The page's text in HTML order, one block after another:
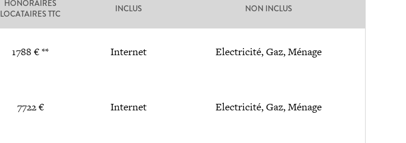
HONORAIRES
LOCATAIRES TTC
INCLUS NON INCLUS
1788 € ** Internet Electricité, Gaz, Ménage
7722 € Internet Electricité, Gaz, Ménage